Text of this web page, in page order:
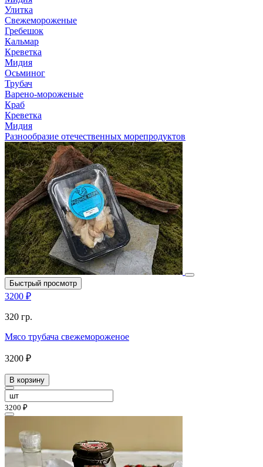
Улитка
Свежемороженые
Гребешок
Кальмар
Креветка
Мидия
Осьминог
Трубач
Варено-мороженые
Краб
Креветка
Мидия
Разнообразие отечественных морепродуктов
Быстрый просмотр
3200 ₽
320 гр.
Мясо трубача свежемороженое
3200 ₽
В корзину
3200 ₽